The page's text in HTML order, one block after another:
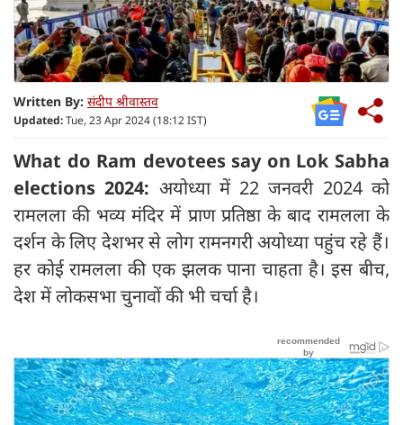
Written By: संदीप श्रीवास्तव
Updated:Tue, 23 Apr 2024 (18:12 IST)
What do Ram devotees say on Lok Sabha
elections 2024: अयोध्या में 22 जनवरी 2024 को
रामलला की भव्य मंदिर में प्राण प्रतिष्ठा के बाद रामलला के
दर्शन के लिए देशभर से लोग रामनगरी अयोध्या पहुंच रहे हैं।
हर कोई रामलला की एक झलक पाना चाहता है। इस बीच,
देश में लोकसभा चुनावों की भी चर्चा है।